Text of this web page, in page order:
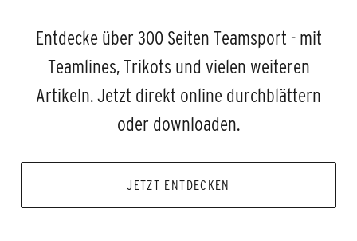
Entdecke über 300 Seiten Teamsport - mit
Teamlines, Trikots und vielen weiteren
Artikeln. Jetzt direkt online durchblättern
oder downloaden.
JETZT ENTDECKEN